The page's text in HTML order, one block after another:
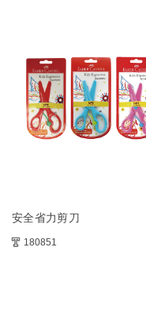
安全省力剪刀
180851